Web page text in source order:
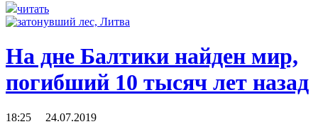
читать
На дне Балтики найден мир,
погибший 10 тысяч лет назад
18:25 24.07.2019